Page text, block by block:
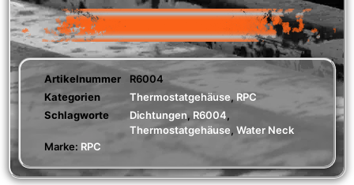
Artikelnummer
R6004
Kategorien
Thermostatgehäuse,RPC
Schlagworte
Dichtungen, R6004,
Thermostatgehäuse, Water Neck
Marke: RPC